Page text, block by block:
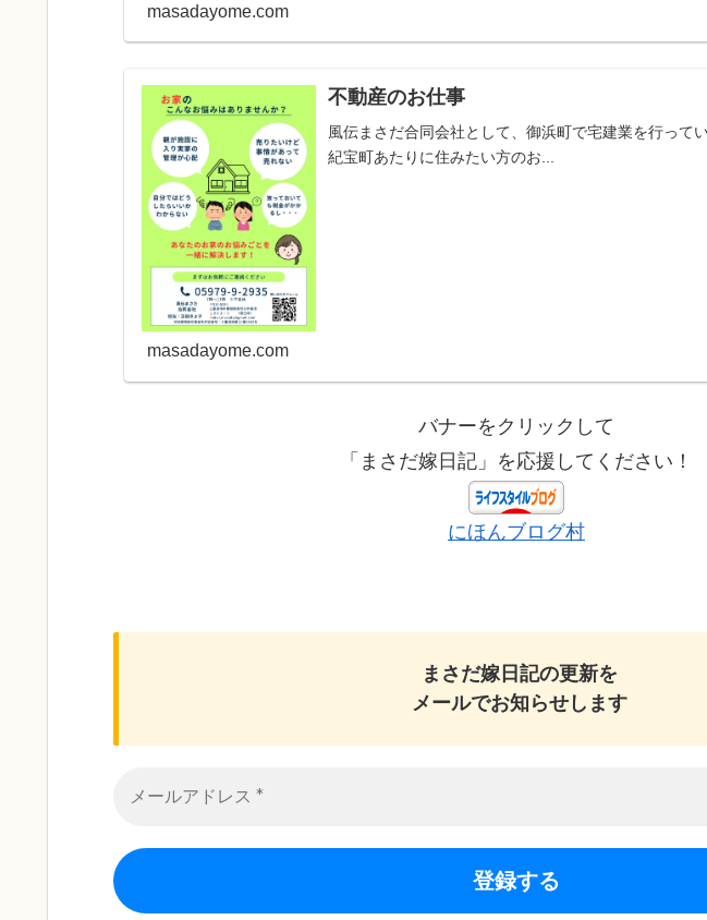
masadayome.com
不動産のお仕事
風伝まさだ合同会社として、御浜町で宅建業を行って
紀宝町あたりに住みたい方のお...
masadayome.com
バナーをクリックして
「まさだ嫁日記」を応援してください！
にほんブログ村
まさだ嫁日記の更新を
メールでお知らせします